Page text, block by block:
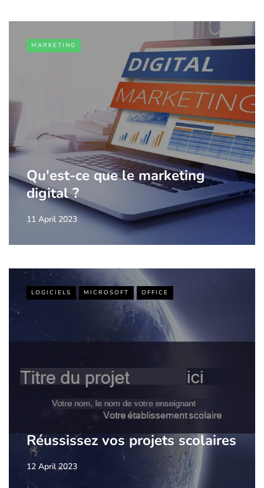
MARKETING
Qu'est-ce que le marketing
digital ?
11 April 2023
LOGICIELS MICROSOFT OFFICE
Réussissez vos projets scolaires
12 April 2023